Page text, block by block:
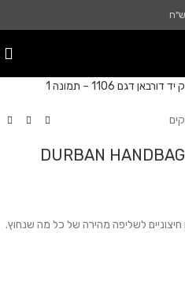
תיק יד דורבאן דגם 1106 – DURBAN HANDBAG
חיצוניים לשליפה מהירה של כל מה שנחוץ.